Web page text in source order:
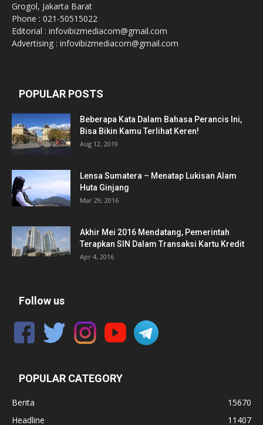
Grogol, Jakarta Barat
Phone : 021-50515022
Editorial : infovibizmediacom@gmail.com
Advertising : infovibizmediacom@gmail.com
POPULAR POSTS
Beberapa Kata Dalam Bahasa Perancis Ini,
Bisa Bikin Kamu Terlihat Keren!
Aug 12, 2019
Lensa Sumatera – Menatap Lukisan Alam
Huta Ginjang
Mar 29, 2016
Akhir Mei 2016 Mendatang, Pemerintah
Terapkan SIN Dalam Transaksi Kartu Kredit
Apr 4, 2016
Follow us
POPULAR CATEGORY
Berita
15670
Headline
11407